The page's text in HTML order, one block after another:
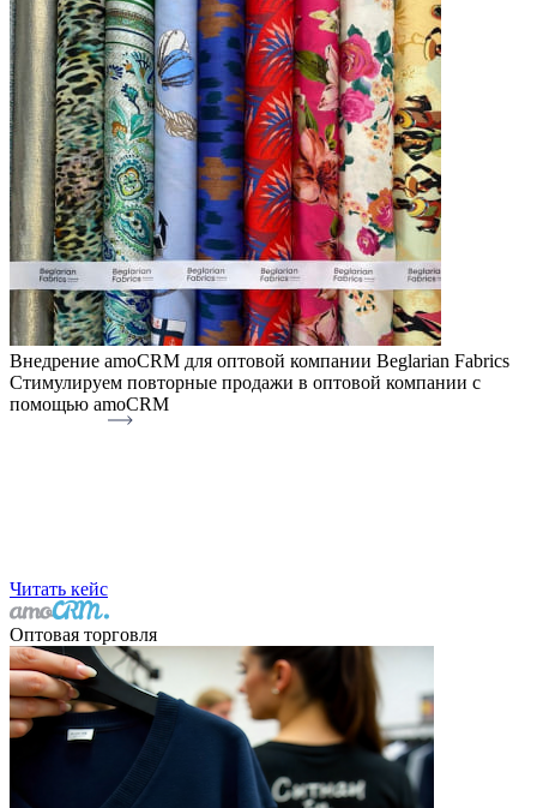
Внедрение amoCRM для оптовой компании Beglarian Fabrics
Стимулируем повторные продажи в оптовой компании с
помощью amoCRM
Читать кейс
Оптовая торговля